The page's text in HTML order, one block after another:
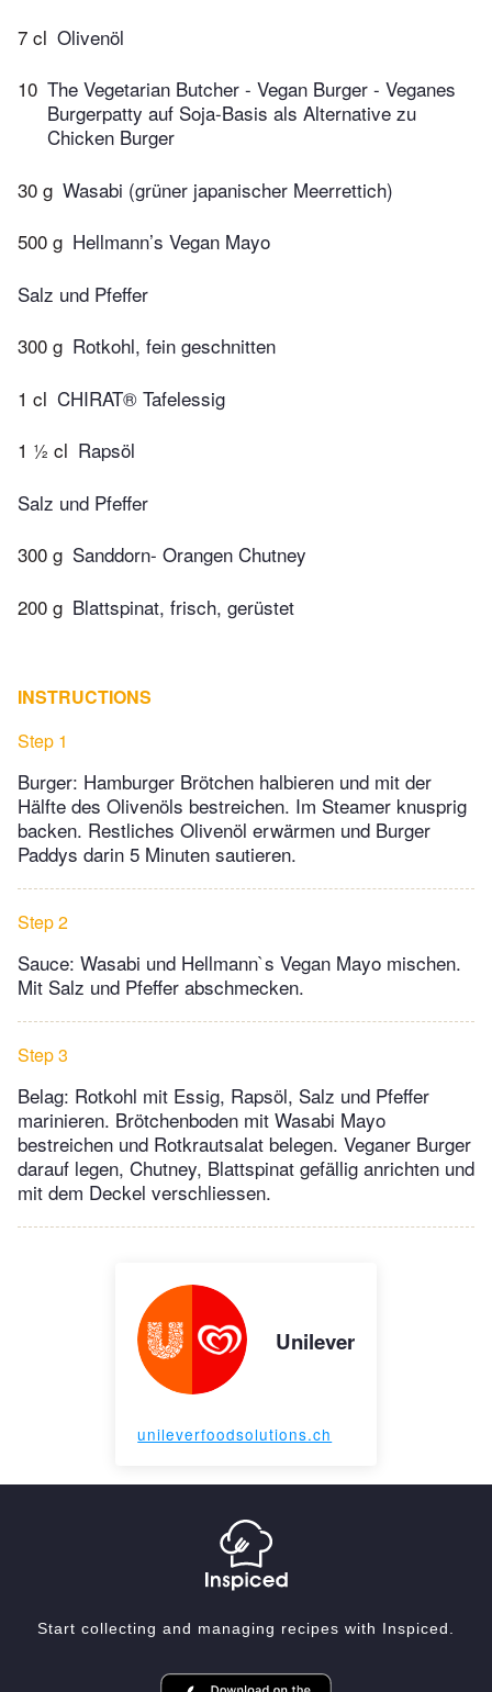
7 cl Olivenöl
10 The Vegetarian Butcher - Vegan Burger - Veganes
Burgerpatty auf Soja-Basis als Alternative zu
Chicken Burger
30 g Wasabi (grüner japanischer Meerrettich)
500 g Hellmann’s Vegan Mayo
Salz und Pfeffer
300 g Rotkohl, fein geschnitten
1 cl CHIRAT® Tafelessig
1 ½ cl Rapsöl
Salz und Pfeffer
300 g Sanddorn- Orangen Chutney
200 g Blattspinat, frisch, gerüstet
INSTRUCTIONS
Step 1
Burger: Hamburger Brötchen halbieren und mit der
Hälfte des Olivenöls bestreichen. Im Steamer knusprig
backen. Restliches Olivenöl erwärmen und Burger
Paddys darin 5 Minuten sautieren.
Step 2
Sauce: Wasabi und Hellmann`s Vegan Mayo mischen.
Mit Salz und Pfeffer abschmecken.
Step 3
Belag: Rotkohl mit Essig, Rapsöl, Salz und Pfeffer
marinieren. Brötchenboden mit Wasabi Mayo
bestreichen und Rotkrautsalat belegen. Veganer Burger
darauf legen, Chutney, Blattspinat gefällig anrichten und
mit dem Deckel verschliessen.
Unilever
unileverfoodsolutions.ch
Start collecting and managing recipes with Inspiced.